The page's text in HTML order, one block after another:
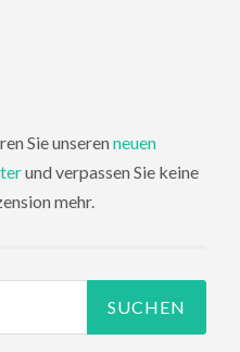
Sie unseren neuen
und verpassen Sie keine
mehr.